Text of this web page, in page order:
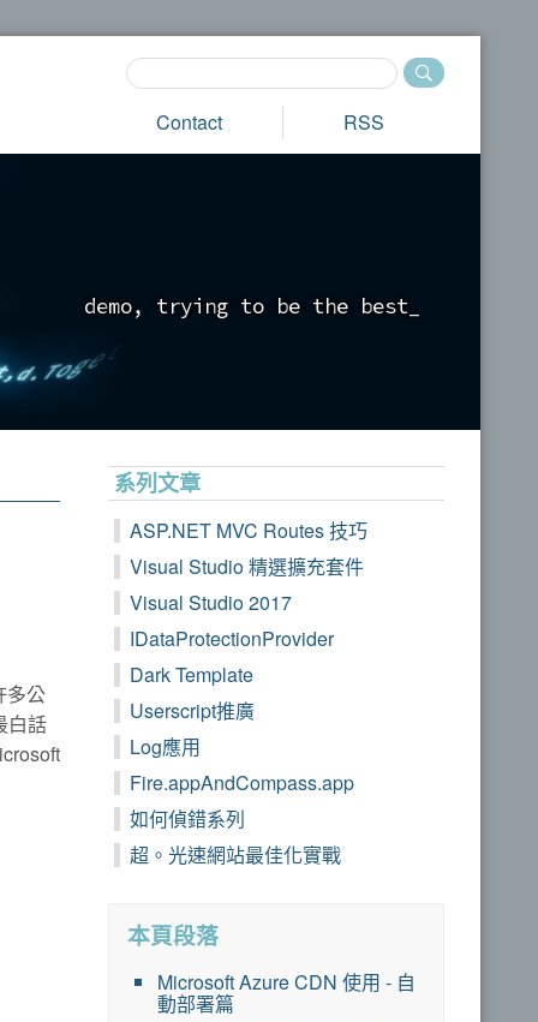
Contact RSS
demo, tryi ng to be the best
多公
白話
系列文章
ASP.NET MVC Routes 技巧
Visual Studio 精選擴充套件
Visual Studio 2017
IDataProtectionProvider
Dark Template
Userscript推廣
Log應用
Fire.appAndCompass.app
如何偵錯系列
超。光速網站最佳化實戰
本頁段落
Microsoft Azure CDN 使用 - 自
動部署篇